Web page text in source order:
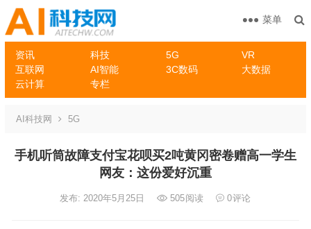
资讯 科技 5G
VR
互联网
AI智能 3C数码
大数据
云计算
专栏
菜单
AI科技网 5G
手机听筒故障支付宝花呗买2吨黄冈密卷赠高一学生
网友：这份爱好沉重
发布: 2020年5月25日 505阅读 0评论